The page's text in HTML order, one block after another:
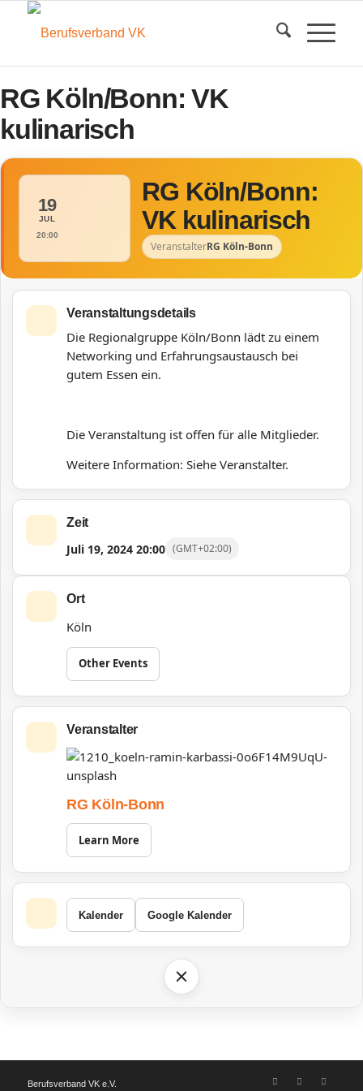
RG Köln/Bonn: VK
kulinarisch
19
JUL
20:00
RG Köln/Bonn:
VK kulinarisch
VeranstalterRG Köln-Bonn
Veranstaltungsdetails
Die Regionalgruppe Köln/Bonn lädt zu einem
Networking und Erfahrungsaustausch bei
gutem Essen ein.
Die Veranstaltung ist offen für alle Mitglieder.
Weitere Information: Siehe Veranstalter.
Zeit
Juli 19, 2024 20:00 (GMT+02:00)
Ort
Köln
Other Events
Veranstalter
RG Köln-Bonn
Learn More
Kalender Google Kalender
Berufsverband VK e.V.